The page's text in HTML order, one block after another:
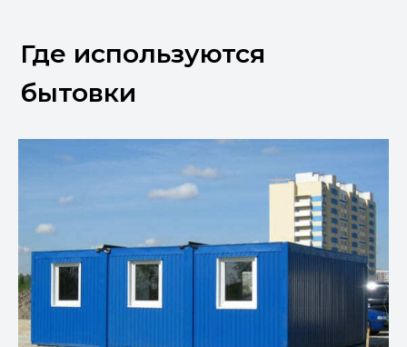
Где используются
бытовки